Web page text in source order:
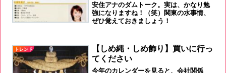
安住アナのダムトーク。実は、かなり勉
強になりますね！（笑）関東の水事情、
ぜひ覚えておきましょう！
トレンド
【しめ縄・しめ飾り】買いに行っ
てください
今年のカレンダーを見ると、会社関係